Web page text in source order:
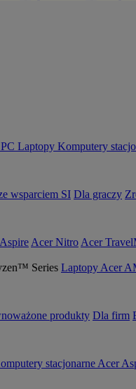
Laptopy Komputery
wsparciem SI Dla graczy
Acer Nitro Acer
Laptopy Acer
produkty Dla firm
stacjonarne Acer